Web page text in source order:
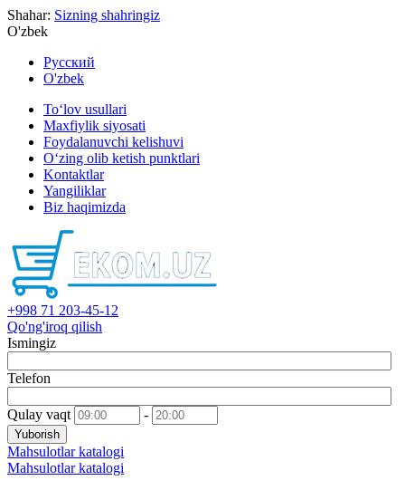
Shahar: Sizning shahringiz
O'zbek
Русский
O'zbek
To‘lov usullari
Maxfiylik siyosati
Foydalanuvchi kelishuvi
O‘zing olib ketish punktlari
Kontaktlar
Yangiliklar
Biz haqimizda
+998 71 203-45-12
Qo'ng'iroq qilish
Ismingiz
Telefon
Qulay vaqt -
Yuborish
Mahsulotlar katalogi
Mahsulotlar katalogi